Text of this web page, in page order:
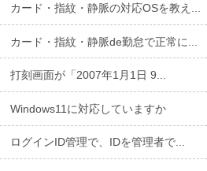
カード・指紋・静脈の対応OSを教え...
カード・指紋・静脈de勤怠で正常に...
打刻画面が「2007年1月1日 9...
Windows11に対応していますか
ログインID管理で、IDを管理者で...